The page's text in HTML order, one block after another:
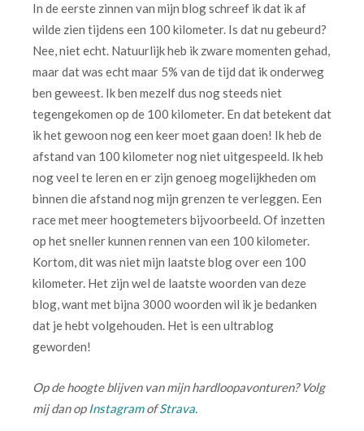
In de eerste zinnen van mijn blog schreef ik dat ik af
wilde zien tijdens een 100 kilometer. Is dat nu gebeurd?
Nee, niet echt. Natuurlijk heb ik zware momenten gehad,
maar dat was echt maar 5% van de tijd dat ik onderweg
ben geweest. Ik ben mezelf dus nog steeds niet
tegengekomen op de 100 kilometer. En dat betekent dat
ik het gewoon nog een keer moet gaan doen! Ik heb de
afstand van 100 kilometer nog niet uitgespeeld. Ik heb
nog veel te leren en er zijn genoeg mogelijkheden om
binnen die afstand nog mijn grenzen te verleggen. Een
race met meer hoogtemeters bijvoorbeeld. Of inzetten
op het sneller kunnen rennen van een 100 kilometer.
Kortom, dit was niet mijn laatste blog over een 100
kilometer. Het zijn wel de laatste woorden van deze
blog, want met bijna 3000 woorden wil ik je bedanken
dat je hebt volgehouden. Het is een ultrablog
geworden!
Op de hoogte blijven van mijn hardloopavonturen? Volg
mij dan op InstagramofStrava.